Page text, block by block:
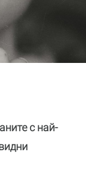
с най-